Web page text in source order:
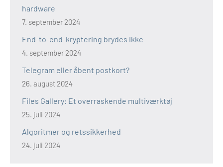
hardware
7. september 2024
End-to-end-kryptering brydes ikke
4. september 2024
Telegram eller åbent postkort?
26. august 2024
Files Gallery: Et overraskende multiværktøj
25. juli 2024
Algoritmer og retssikkerhed
24. juli 2024